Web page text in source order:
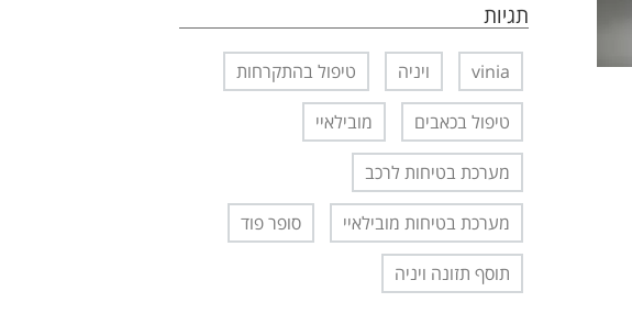
תגיות
vinia ויניה טיפול בהתקרחות
טיפול בכאבים מובילאיי
מערכת בטיחות לרכב
מערכת בטיחות מובילאיי סופר פוד
תוסף תזונה ויניה